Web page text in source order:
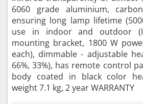
6060 grade aluminium,
ensuring long lamp lifetime
use in indoor and outdoor
mounting bracket, 1800 W
each), dimmable - adjustable
66%, 33%), has remote control
body coated in black color
weight 7.1 kg, 2 year WARRANTY